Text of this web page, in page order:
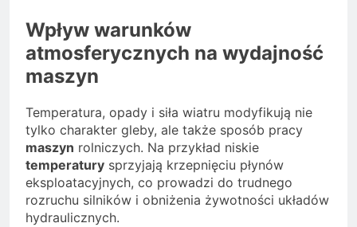
Wpływ warunków
atmosferycznych na wydajność
maszyn
Temperatura, opady i siła wiatru modyfikują nie
tylko charakter gleby, ale także sposób pracy
maszyn rolniczych. Na przykład niskie
temperatury sprzyjają krzepnięciu płynów
eksploatacyjnych, co prowadzi do trudnego
rozruchu silników i obniżenia żywotności układów
hydraulicznych.